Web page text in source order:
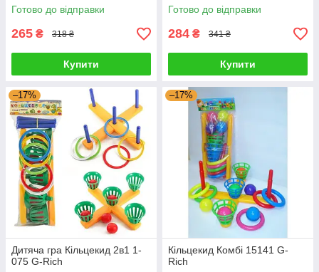
Готово до відправки
265 ₴ 318 ₴
Купити
Готово до відправки
284 ₴ 341 ₴
Купити
–17%
Дитяча гра Кільцекид 2в1 1-
075 G-Rich
–17%
Кільцекид Комбі 15141 G-
Rich